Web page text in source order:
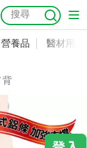
幼兒米餅
養品 醫材用品
背